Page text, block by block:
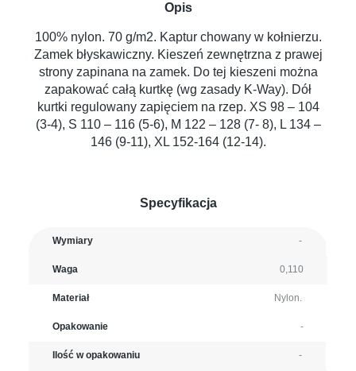
Opis
100% nylon. 70 g/m2. Kaptur chowany w kołnierzu.
Zamek błyskawiczny. Kieszeń zewnętrzna z prawej
strony zapinana na zamek. Do tej kieszeni można
zapakować całą kurtkę (wg zasady K-Way). Dół
kurtki regulowany zapięciem na rzep. XS 98 – 104
(3-4), S 110 – 116 (5-6), M 122 – 128 (7- 8), L 134 –
146 (9-11), XL 152-164 (12-14).
Specyfikacja
Wymiary -
Waga 0,110
Materiał Nylon.
Opakowanie -
Ilość w opakowaniu -